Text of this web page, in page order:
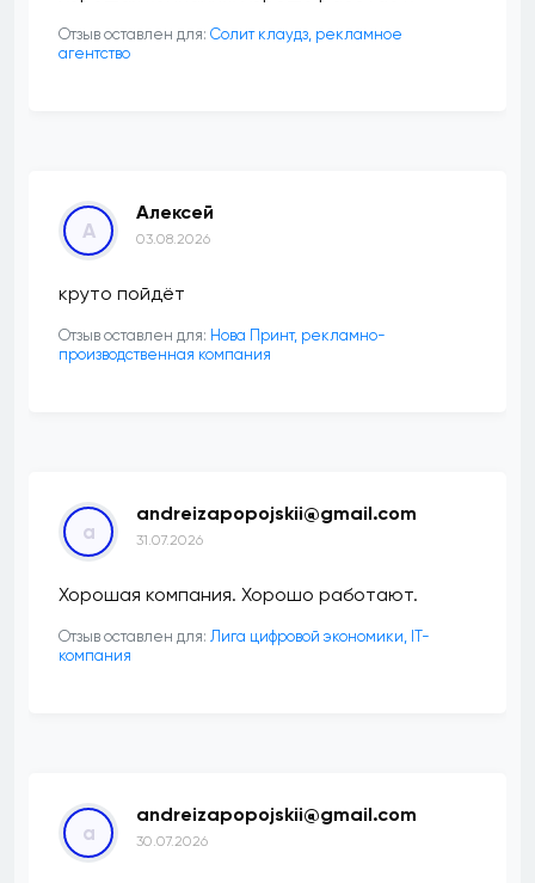
Отзыв оставлен для: Солит клаудз, рекламное
агентство
А
Алексей
03.08.2026
круто пойдёт
Отзыв оставлен для: Нова Принт, рекламно-
производственная компания
a
andreizapopojskii@gmail.com
31.07.2026
Хорошая компания. Хорошо работают.
Отзыв оставлен для: Лига цифровой экономики, IT-
компания
a
andreizapopojskii@gmail.com
30.07.2026